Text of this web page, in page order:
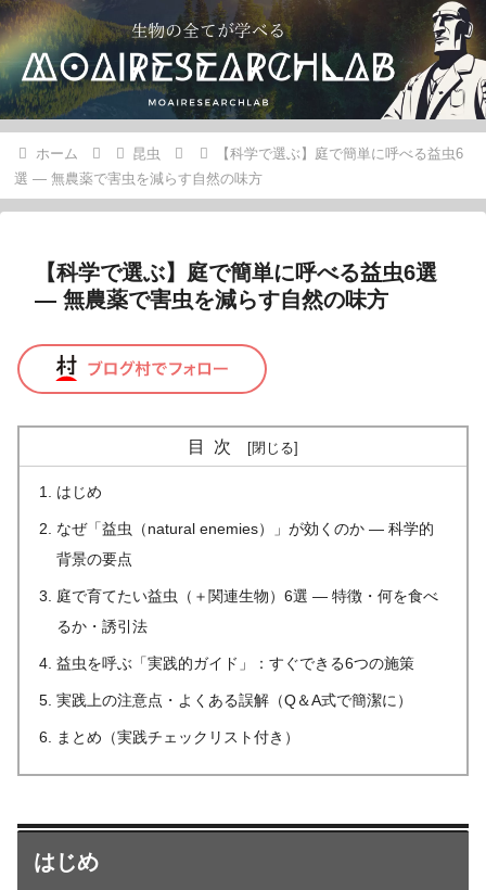
ホーム 昆虫
【科学で選ぶ】庭で簡単に呼べる益虫6
選 — 無農薬で害虫を減らす自然の味方
【科学で選ぶ】庭で簡単に呼べる益虫6選
— 無農薬で害虫を減らす自然の味方
目次
はじめ
なぜ「益虫（natural enemies）」が効くのか — 科学的
背景の要点
庭で育てたい益虫（＋関連生物）6選 — 特徴・何を食べ
るか・誘引法
益虫を呼ぶ「実践的ガイド」：すぐできる6つの施策
実践上の注意点・よくある誤解（Q＆A式で簡潔に）
まとめ（実践チェックリスト付き）
はじめ